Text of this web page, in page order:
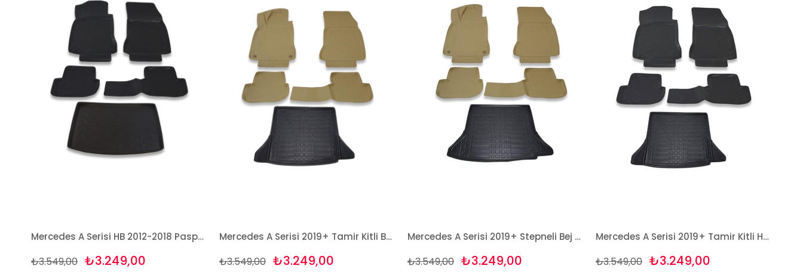
Mercedes A Serisi HB 2012-2018 Paspas ve Bagaj Havuzu Seti
₺3.249,00
₺3.549,00
Mercedes A Serisi 2019+ Tamir Kitli Bej Havuzlu Paspas ve Bagaj Seti Bizymo
₺3.249,00
₺3.549,00
Mercedes A Serisi 2019+ Stepneli Bej Havuzlu Paspas ve Bagaj Seti Bizymo
₺3.249,00
₺3.549,00
Mercedes A Serisi 2019+ Tamir Kitli Havuzlu Paspas ve Bagaj Seti Bizymo
₺3.249,00
₺3.549,00